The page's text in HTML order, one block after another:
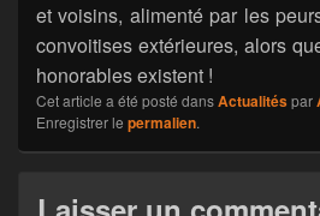
et voisins, alimenté par les
convoitises extérieures, alors
honorables existent !
Cet article a été posté dansActualitéspar
Enregistrer le permalien.